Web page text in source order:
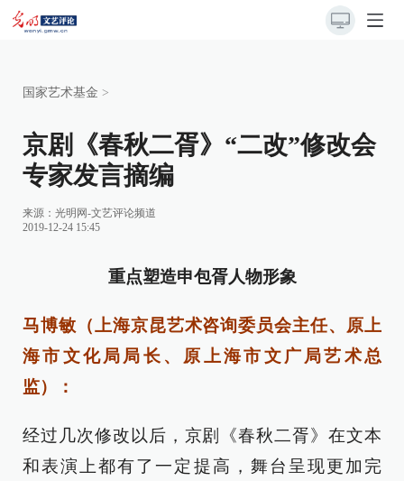
国家艺术基金 >
京剧《春秋二胥》“二改”修改会
专家发言摘编
来源： 光明网-文艺评论频道
2019-12-24 15:45
重点塑造申包胥人物形象
马博敏（上海京昆艺术咨询委员会主任、原上
海市文化局局长、原上海市文广局艺术总
监）：
经过几次修改以后，京剧《春秋二胥》在文本
和表演上都有了一定提高，舞台呈现更加完